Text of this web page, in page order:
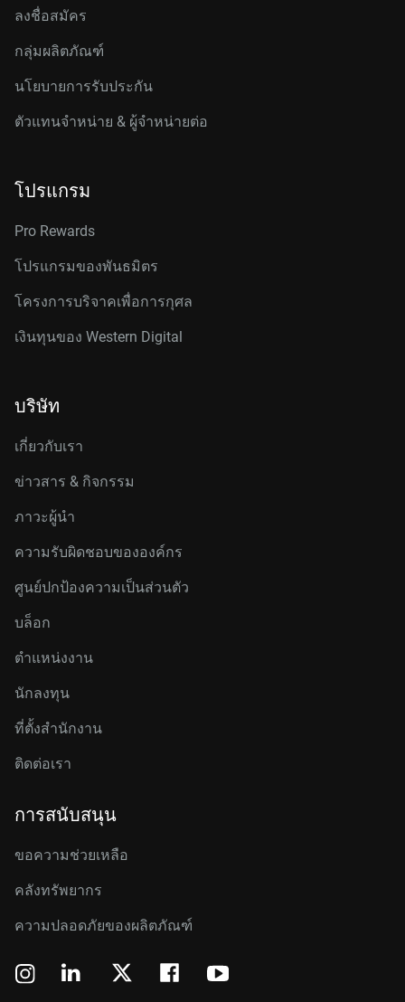
ลงชื่อสมัคร
กลุ่มผลิตภัณฑ์
นโยบายการรับประกัน
ตัวแทนจำหน่าย & ผู้จำหน่ายต่อ
โปรแกรม
Pro Rewards
โปรแกรมของพันธมิตร
โครงการบริจาคเพื่อการกุศล
เงินทุนของ Western Digital
บริษัท
เกี่ยวกับเรา
ข่าวสาร & กิจกรรม
ภาวะผู้นำ
ความรับผิดชอบขององค์กร
ศูนย์ปกป้องความเป็นส่วนตัว
บล็อก
ตำแหน่งงาน
นักลงทุน
ที่ตั้งสำนักงาน
ติดต่อเรา
การสนับสนุน
ขอความช่วยเหลือ
คลังทรัพยากร
ความปลอดภัยของผลิตภัณฑ์